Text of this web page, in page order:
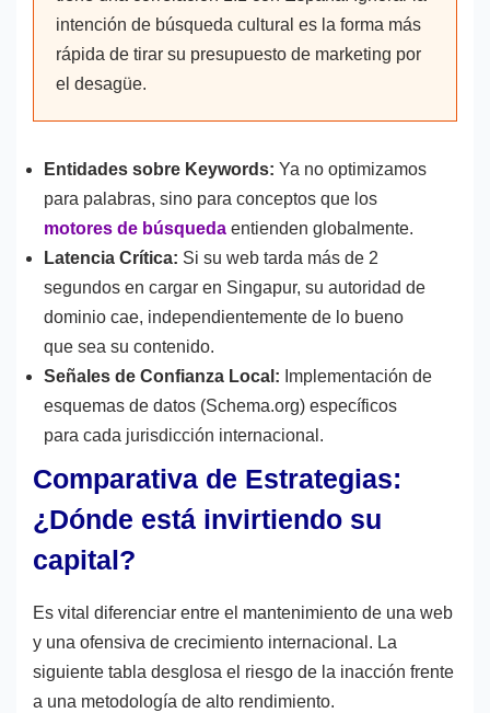
intención de búsqueda cultural es la forma más
rápida de tirar su presupuesto de marketing por
el desagüe.
Entidades sobre Keywords: Ya no optimizamos
para palabras, sino para conceptos que los
motores de búsqueda entienden globalmente.
Latencia Crítica: Si su web tarda más de 2
segundos en cargar en Singapur, su autoridad de
dominio cae, independientemente de lo bueno
que sea su contenido.
Señales de Confianza Local: Implementación de
esquemas de datos (Schema.org) específicos
para cada jurisdicción internacional.
Comparativa de Estrategias:
¿Dónde está invirtiendo su
capital?
Es vital diferenciar entre el mantenimiento de una web
y una ofensiva de crecimiento internacional. La
siguiente tabla desglosa el riesgo de la inacción frente
a una metodología de alto rendimiento.